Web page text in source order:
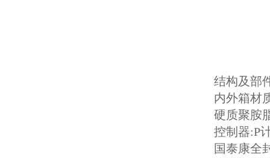
结
内外箱材
硬质聚胺
控制器:P
国泰康全